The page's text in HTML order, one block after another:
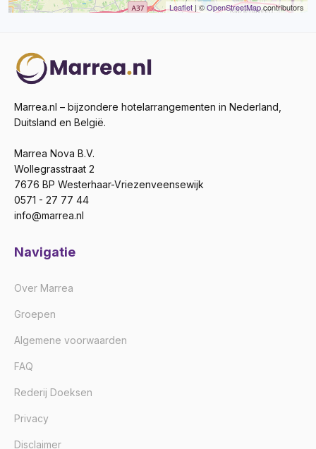
Leaflet | ©OpenStreetMapcontributors
Marrea.nl – bijzondere hotelarrangementen in Nederland,
Duitsland en België.
Marrea Nova B.V.
Wollegrasstraat 2
7676 BP Westerhaar-Vriezenveensewijk
0571 - 27 77 44
info@marrea.nl
Navigatie
Over Marrea
Groepen
Algemene voorwaarden
FAQ
Rederij Doeksen
Privacy
Disclaimer